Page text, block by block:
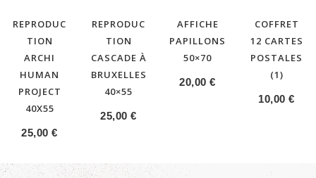
REPRODUC
TION
ARCHI
HUMAN
PROJECT
40X55
25,00€
REPRODUC
TION
CASCADE À
BRUXELLES
40×55
25,00€
AFFICHE
PAPILLONS
50×70
20,00€
COFFRET
12 CARTES
POSTALES
(1)
10,00€